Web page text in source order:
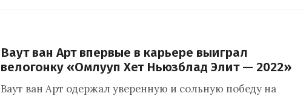
Ваут ван Арт впервые в карьере выиграл
велогонку «Омлууп Хет Ньюзблад Элит — 2022»
Ваут ван Арт одержал уверенную и сольную победу на